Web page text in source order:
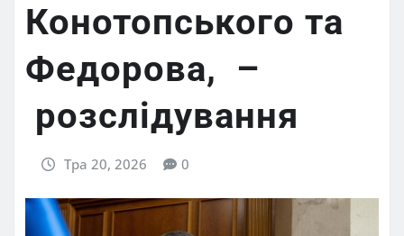
Конотопського та
Федорова, –
розслідування
Тра 20, 2026 0